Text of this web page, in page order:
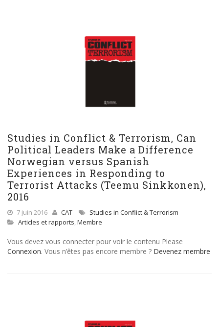
Studies in Conflict & Terrorism, Can
Political Leaders Make a Difference
Norwegian versus Spanish
Experiences in Responding to
Terrorist Attacks (Teemu Sinkkonen),
2016
7 juin 2016 CAT
Studies in Conflict & Terrorism
Articles et rapports, Membre
Vous devez vous connecter pour voir le contenu Please
Connexion. Vous n’êtes pas encore membre ? Devenez membre